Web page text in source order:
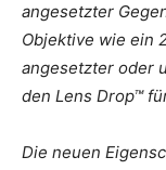
angesetzter
Objektive wie ein
angesetzter oder
den Lens Drop™
Die neuen